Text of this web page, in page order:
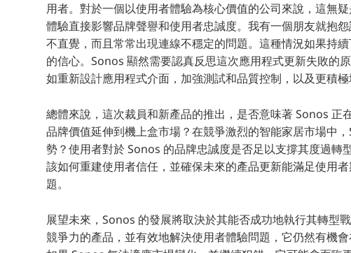
用者。對於一個以使用者體驗為核心價值的公司來說，這無
體驗直接影響品牌聲譽和使用者忠誠度。我有一個朋友就抱
不直覺，而且常常出現連線不穩定的問題。這種情況如果持
的信心。Sonos 顯然需要認真反思這次應用程式更新失敗的
如重新設計應用程式介面，加強測試和品質控制，以及更積極
總體來說，這次裁員和新產品的推出，是否意味著 Sonos 正
品牌價值延伸到機上盒市場？在競爭激烈的智能家居市場中
勢？使用者對於 Sonos 的品牌忠誠度是否足以支撐其度過轉
該如何重建使用者信任，並確保未來的產品更新能滿足使用
題。
展望未來，Sonos 的發展將取決於其能否成功地執行其轉型
競爭力的產品，並有效地解決使用者體驗問題，它仍然有機